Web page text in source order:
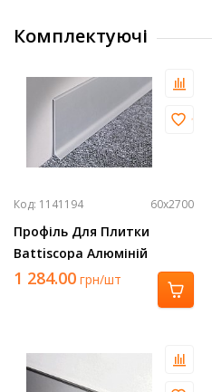
Комплектуючі
Код: 1141194 60х2700
Профіль Для Плитки
Battiscopa Алюміній
Срібло 2700Х60 Ba 600 Asn
1 284.00 грн/шт